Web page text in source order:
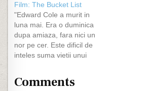
creierul uman pot absorbi
de până la 5 ori mai multă
informaţie decât cuprinde
toată Enciclopedia
Britanică. 3. Corpul
omenesc eliberează în 30
cât…
Film: The Bucket List
"Edward Cole a murit in
luna mai. Era o duminica
dupa amiaza, fara nici un
nor pe cer. Este dificil de
inteles suma vietii unui
cei pe care ii lasi in urma,
Comments